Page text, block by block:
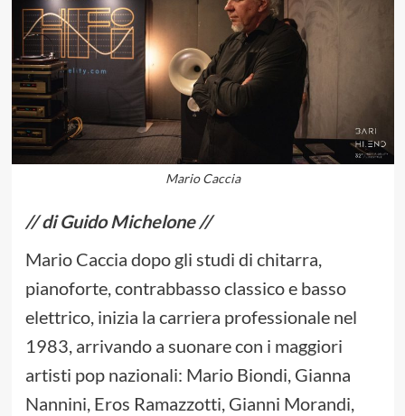
Mario Caccia
// di Guido Michelone //
Mario Caccia dopo gli studi di chitarra,
pianoforte, contrabbasso classico e basso
elettrico, inizia la carriera professionale nel
1983, arrivando a suonare con i maggiori
artisti pop nazionali: Mario Biondi, Gianna
Nannini, Eros Ramazzotti, Gianni Morandi,